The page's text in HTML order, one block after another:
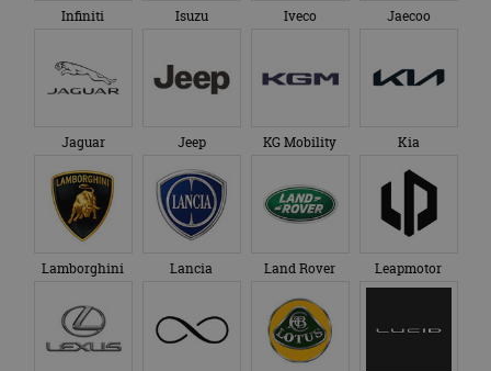
Infiniti Isuzu Iveco Jaecoo
Jaguar Jeep KG Mobility Kia
Lamborghini Lancia Land Rover Leapmotor